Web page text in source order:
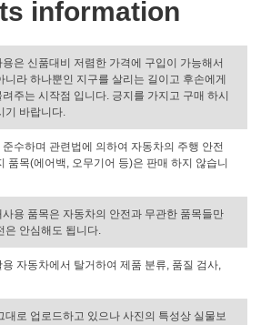
information
은 신품대비 저렴한 가격에 구입이 가능해서
니라 하나뿐인 지구를 살리는 길이고 후손에게
주는 시작점 입니다. 긍지를 가지고 구매 하시
기 바랍니다.
수하며 관련법에 의하여 자동차의 주행 안전
품목(에어백, 오무기어 등)은 판매 하지 않습니
용 품목은 자동차의 안전과 무관한 품목들만
은 안심해도 됩니다.
자동차에서 탈거하여 제품 분류, 품질 검사,
대로 업로드하고 있으나 사진의 특성상 실물보